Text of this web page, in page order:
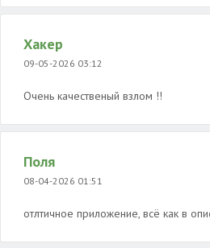
Хакер
09-05-2026 03:12
Очень качественый взлом !!
Поля
08-04-2026 01:51
отлтичное приложение, всё как в